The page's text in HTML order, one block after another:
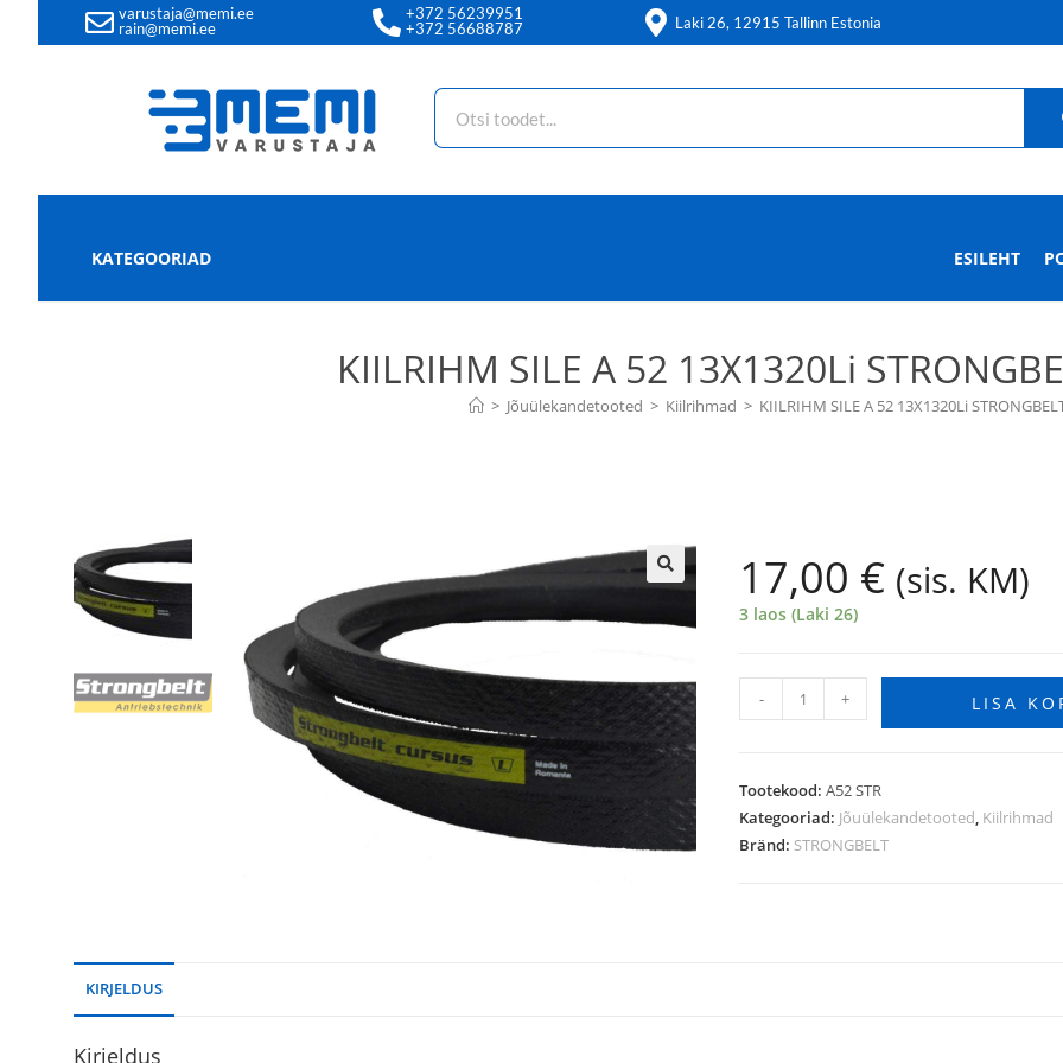
varustaja@memi.ee
rain@memi.ee
+372 56239951
+372 56688787
Laki 26, 12915 Tallinn Estonia
KATEGOORIAD ESILEHT
KIILRIHM SILE A 52 13X1320Li
> Jõuülekandetooted > Kiilrihmad > KIILRIHM SILE A 52 13X1320Li
17,00 € (sis. KM)
3 laos (Laki 26)
- + LISA
Tootekood:A52 STR
Kategooriad: Jõuülekandetooted, Kiilrihmad
Bränd: STRONGBELT
KIRJELDUS
Kirjeldus